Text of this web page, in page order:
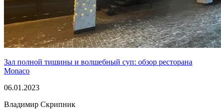
Зал полной тишины и волшебный суп: обзор ресторана
Monaco
06.01.2023
Владимир Скрипник